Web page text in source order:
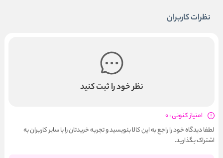
نظرات کاربران
نظر خود را ثبت کنید
امتیاز کنونی : 0
لطفا دیدگاه خود را راجع به این کالا بنویسید و تجربه خریدتان را با سایر کاربران به
اشتراک بگذارید.